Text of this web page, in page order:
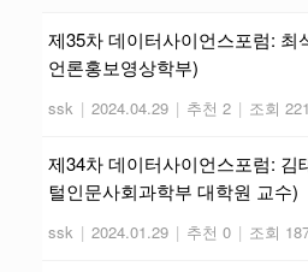
제35차 데이터사이언스포럼: 최
언론홍보영상학부)
ssk | 2024.04.29 | 추천 2 | 조회
제34차 데이터사이언스포럼: 김
털인문사회과학부 대학원 교수)
ssk | 2024.01.29 | 추천 0 | 조회